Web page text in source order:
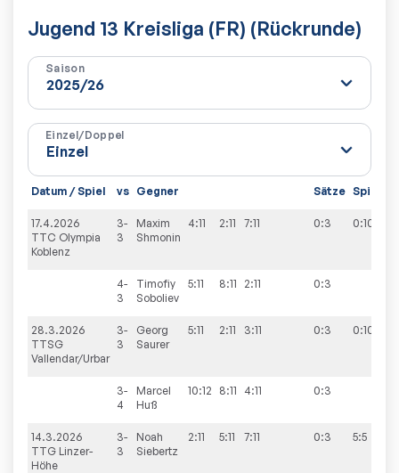
Jugend 13 Kreisliga (FR) (Rückrunde)
Saison
Einzel/Doppel
Datum / Spiel vs Gegner Sätze Spiele
17.4.2026
TTC Olympia
Koblenz
3-
3
Maxim
Shmonin
4:11 2:11 7:11 0:3 0:10
4-
3
Timofiy
Soboliev
5:11 8:11 2:11 0:3
28.3.2026
TTSG
Vallendar/Urbar
3-
3
Georg
Saurer
5:11 2:11 3:11 0:3 0:10
3-
4
Marcel
Huß
10:12 8:11 4:11 0:3
14.3.2026
TTG Linzer-
Höhe
3-
3
Noah
Siebertz
2:11 5:11 7:11 0:3 5:5